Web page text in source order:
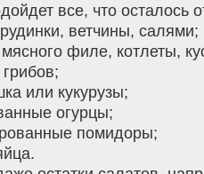
все, что осталось
ветчины, салями;
филе, котлеты,
или кукурузы;
огурцы;
помидоры;